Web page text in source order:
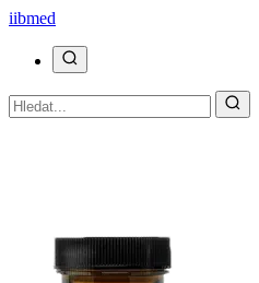
iibmed